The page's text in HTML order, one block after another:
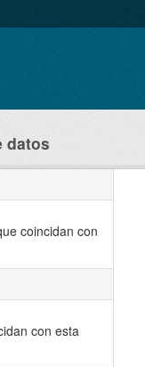
datos
coincidan con
con esta